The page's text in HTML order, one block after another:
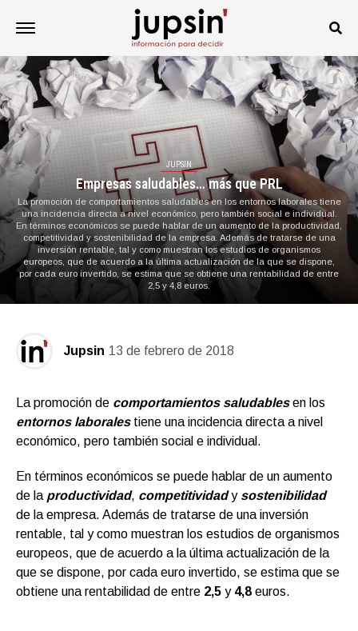
JUPSIN
Empresas saludables… más que PRL
La promoción de comportamientos saludables en los entornos laborales tiene
una incidencia directa a nivel económico, pero también social e individual.
En términos económicos se puede hablar de un aumento de la productividad,
competitividad y sostenibilidad de la empresa. Además de tratarse de una
inversión rentable, tal y como muestran los estudios de organismos
europeos, que de acuerdo a la última actualización de la que se dispone,
por cada euro invertido, se estima que se obtiene una rentabilidad de entre
2,5 y 4,8 euros.
Jupsin 13 de febrero de 2018
La promoción de comportamientos saludablesen los
entornos laboralestiene una incidencia directa a nivel
económico, pero también social e individual.
En términos económicos se puede hablar de un aumento
de la productividad, competitividady sostenibilidad
de la empresa. Además de tratarse de una inversión
rentable, tal y como muestran los estudios de organismos
europeos, que de acuerdo a la última actualización de la
que se dispone, por cada euro invertido, se estima que se
obtiene una rentabilidad de entre 2,5 y 4,8 euros.